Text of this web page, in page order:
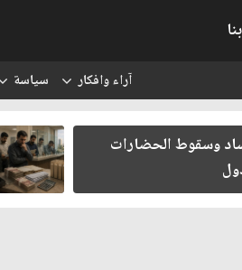
آراء وافكار سياسة
وسقوط الحضارات